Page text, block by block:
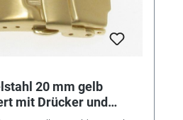
20 mm gelb
mit Drücker und